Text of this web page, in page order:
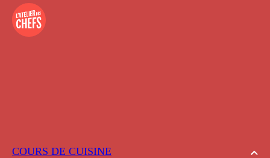
COURS DE CUISINE